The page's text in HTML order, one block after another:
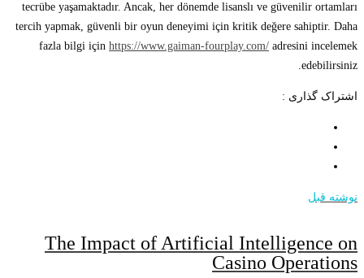
tecrübe yaşamaktadır. Ancak, her dönemde lisanslı ve güvenilir ortamları
tercih yapmak, güvenli bir oyun deneyimi için kritik değere sahiptir. Daha
fazla bilgi için https://www.gaiman-fourplay.com/ adresini incelemek
edebilirsiniz.
اشتراک گذاری :
نوشته قبل
The Impact of Artificial Intelligence on
Casino Operations